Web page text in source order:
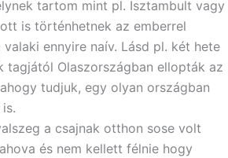
tartom mint pl. Isztambult vagy
is történhetnek az emberrel
ennyire naív. Lásd pl. két hete
tagjától Olaszországban ellopták az
tudjuk, egy olyan országban
a csajnak otthon sose volt
és nem kellett félnie hogy